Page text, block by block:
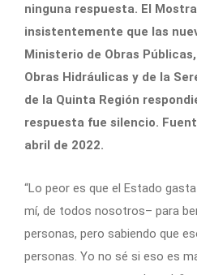
ninguna respuesta. El
insistentemente que las
Ministerio de Obras
Obras Hidráulicas y de la
de la Quinta Región
respuesta fue silencio.
abril de 2022.
“Lo peor es que el Estado
mí, de todos nosotros– para
personas, pero sabiendo que
personas. Yo no sé si eso es